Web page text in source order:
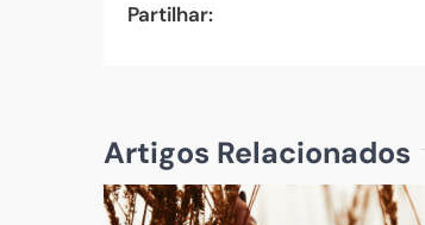
Partilhar:
Artigos Relacionados